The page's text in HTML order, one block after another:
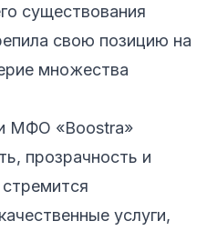
существования
свою позицию на
множества
МФО «Boostra»
прозрачность и
услуги,